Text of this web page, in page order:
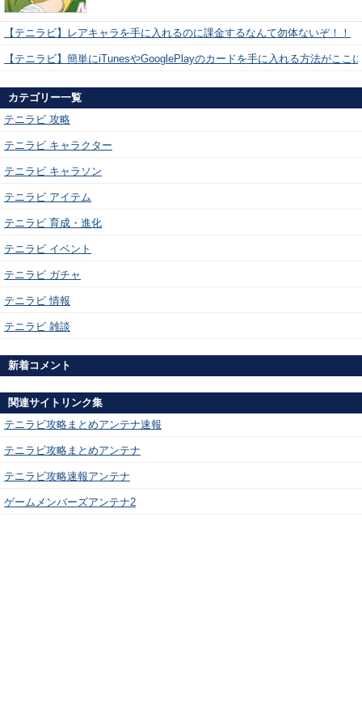
【テニラビ】レアキャラを手に入れるのに課金するなんて勿体ないぞ！！
【テニラビ】簡単にiTunesやGooglePlayのカードを手に入れる方法がここ
カテゴリー一覧
テニラビ 攻略
テニラビ キャラクター
テニラビ キャラソン
テニラビ アイテム
テニラビ 育成・進化
テニラビ イベント
テニラビ ガチャ
テニラビ 情報
テニラビ 雑談
新着コメント
関連サイトリンク集
テニラビ攻略まとめアンテナ速報
テニラビ攻略まとめアンテナ
テニラビ攻略速報アンテナ
ゲームメンバーズアンテナ2